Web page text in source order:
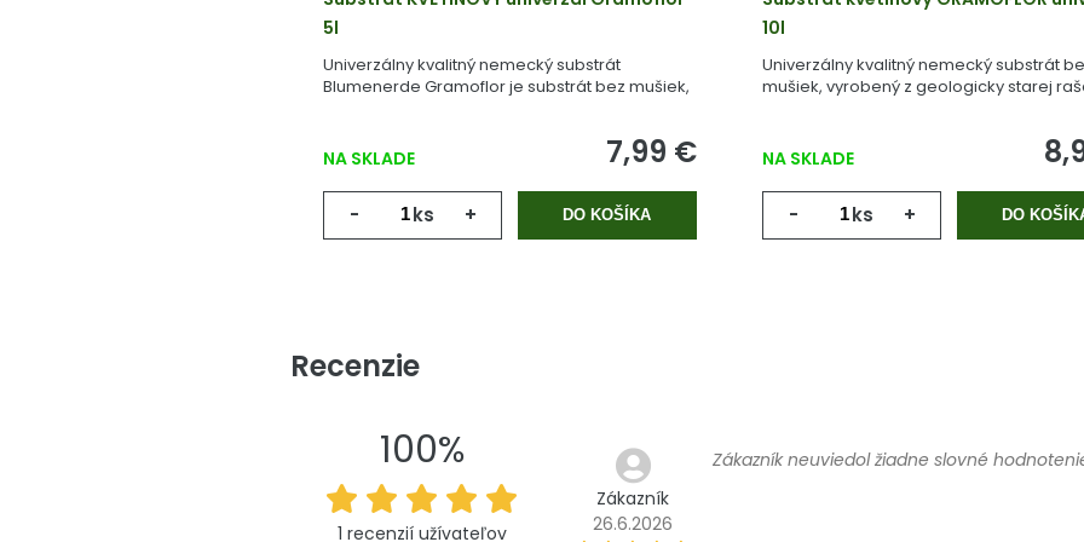
5l
Univerzálny kvalitný nemecký substrát
Blumenerde Gramoflor je substrát bez mušiek,
NA SKLADE 7,99 €
- ks + DO KOŠÍKA
10l
Univerzálny kvalitný nemecký substrát
mušiek, vyrobený z geologicky starej
NA SKLADE
- ks + DO
Recenzie
100%
1 recenzií užívateľov
Zákazník
26.6.2026
Zákazník neuviedol žiadne slovné